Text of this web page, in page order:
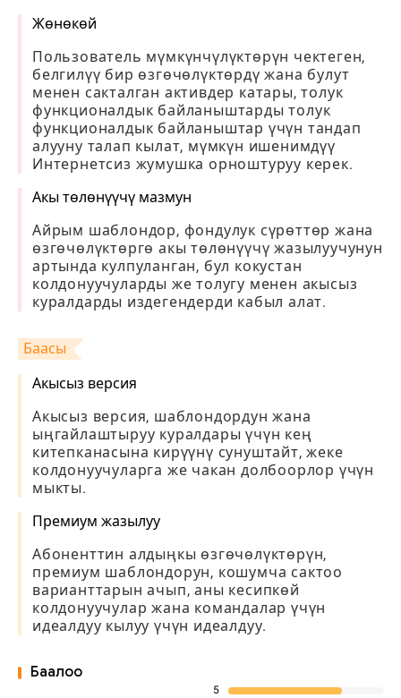
Жөнөкөй
Пользователь мүмкүнчүлүктөрүн чектеген,
белгилүү бир өзгөчөлүктөрдү жана булут
менен сакталган активдер катары, толук
функционалдык байланыштарды толук
функционалдык байланыштар үчүн тандап
алууну талап кылат, мүмкүн ишенимдүү
Интернетсиз жумушка орноштуруу керек.
Акы төлөнүүчү мазмун
Айрым шаблондор, фондулук сүрөттөр жана
өзгөчөлүктөргө акы төлөнүүчү жазылуучунун
артында кулпуланган, бул кокустан
колдонуучуларды же толугу менен акысыз
куралдарды издегендерди кабыл алат.
Баасы
Акысыз версия
Акысыз версия, шаблондордун жана
ыңгайлаштыруу куралдары үчүн кең
китепканасына кирүүнү сунуштайт, жеке
колдонуучуларга же чакан долбоорлор үчүн
мыкты.
Премиум жазылуу
Абоненттин алдыңкы өзгөчөлүктөрүн,
премиум шаблондорун, кошумча сактоо
варианттарын ачып, аны кесипкөй
колдонуучулар жана командалар үчүн
идеалдуу кылуу үчүн идеалдуу.
Баалоо
5